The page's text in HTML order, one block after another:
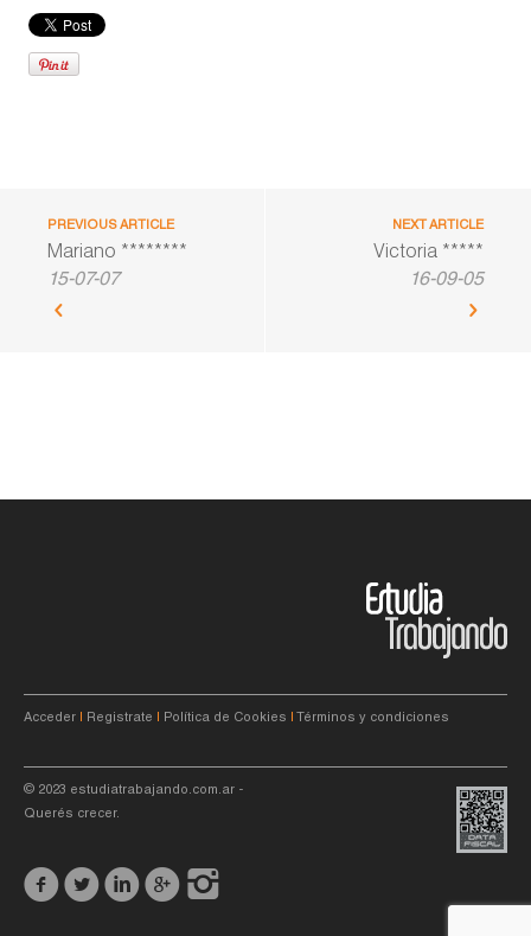
PREVIOUS ARTICLE
Mariano ********
15-07-07
NEXT ARTICLE
Victoria *****
16-09-05
Acceder Registrate Política de Cookies Términos y condiciones
© 2023 estudiatrabajando.com.ar -
Querés crecer.